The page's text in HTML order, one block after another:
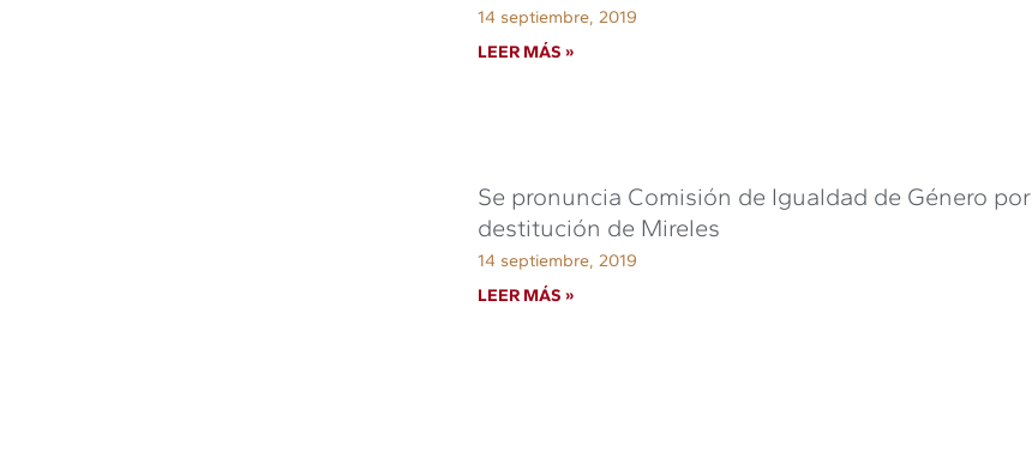
14 septiembre, 2019
LEER MÁS »
Se pronuncia Comisión de Igualdad de Género por
destitución de Mireles
14 septiembre, 2019
LEER MÁS »